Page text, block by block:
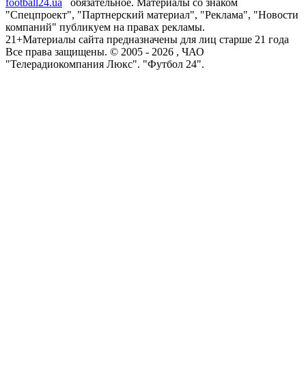
"Спецпроект", "Партнерский материал", "Реклама", "Новости
компаний" публикуем на правах рекламы.
21+Материалы сайта предназначены для лиц старше 21 года
Все права защищены. © 2005 - 2026 , ЧАО
"Телерадиокомпания Люкс". "Футбол 24".